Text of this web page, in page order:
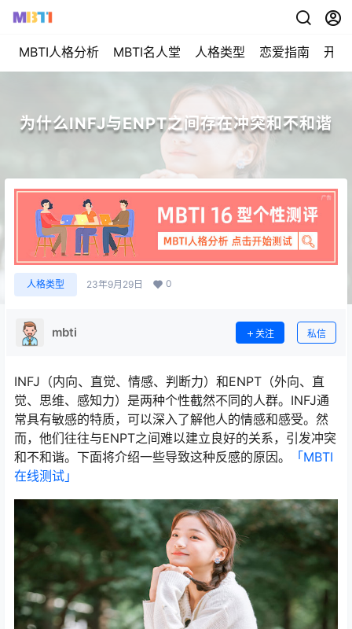
MBTI人格分析 MBTI名人堂 人格类型 恋爱指南 开始
为什么INFJ与ENPT之间存在冲突和不和谐
人格类型 23年9月29日 0
mbti 关注 私信
INFJ（内向、直觉、情感、判断力）和ENPT（外向、直
觉、思维、感知力）是两种个性截然不同的人群。INFJ通
常具有敏感的特质，可以深入了解他人的情感和感受。然
而，他们往往与ENPT之间难以建立良好的关系，引发冲突
和不和谐。下面将介绍一些导致这种反感的原因。
「MBTI
在线测试​」